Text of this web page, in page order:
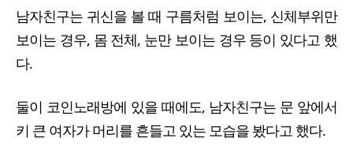
남자친구는 귀신을 볼 때 구름처럼 보이는, 신체부위만
보이는 경우, 몸 전체, 눈만 보이는 경우 등이 있다고 했
다.
둘이 코인노래방에 있을 때에도, 남자친구는 문 앞에서
키 큰 여자가 머리를 흔들고 있는 모습을 봤다고 했다.